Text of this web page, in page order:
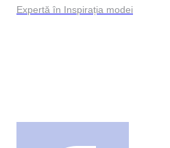
Expertă în Inspirația modei